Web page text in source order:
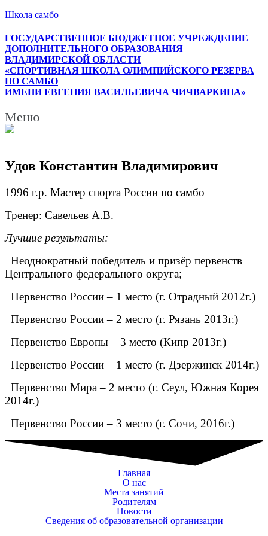
Школа самбо
ГОСУДАРСТВЕННОЕ БЮДЖЕТНОЕ УЧРЕЖДЕНИЕ
ДОПОЛНИТЕЛЬНОГО ОБРАЗОВАНИЯ
ВЛАДИМИРСКОЙ ОБЛАСТИ
«СПОРТИВНАЯ ШКОЛА ОЛИМПИЙСКОГО РЕЗЕРВА
ПО САМБО
ИМЕНИ ЕВГЕНИЯ ВАСИЛЬЕВИЧА ЧИЧВАРКИНА»
Меню
Удов Константин Владимирович
1996 г.р. Мастер спорта России по самбо
Тренер: Савельев А.В.
Лучшие результаты:
Неоднократный победитель и призёр первенств
Центрального федерального округа;
Первенство России – 1 место (г. Отрадный 2012г.)
Первенство России – 2 место (г. Рязань 2013г.)
Первенство Европы – 3 место (Кипр 2013г.)
Первенство России – 1 место (г. Дзержинск 2014г.)
Первенство Мира – 2 место (г. Сеул, Южная Корея
2014г.)
Первенство России – 3 место (г. Сочи, 2016г.)
Главная
О нас
Места занятий
Родителям
Новости
Сведения об образовательной организации